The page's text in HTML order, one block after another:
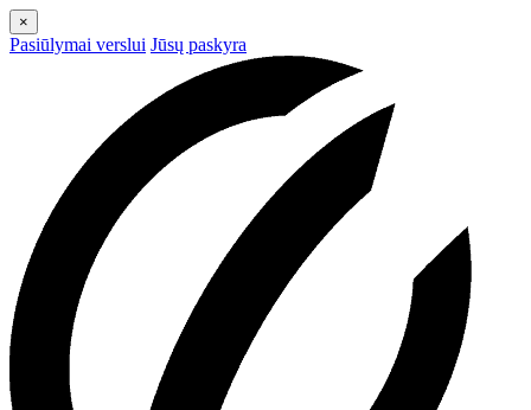
×
Pasiūlymai verslui Jūsų paskyra